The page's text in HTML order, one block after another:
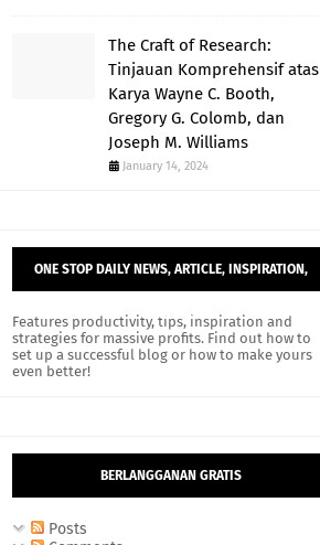
The Craft of Research:
Tinjauan Komprehensif atas
Karya Wayne C. Booth,
Gregory G. Colomb, dan
Joseph M. Williams
January 14, 2024
ONE STOP DAILY NEWS, ARTICLE, INSPIRATION,
AND TIPS.
Features productivity, tips, inspiration and
strategies for massive profits. Find out how to
set up a successful blog or how to make yours
even better!
BERLANGGANAN GRATIS
Posts